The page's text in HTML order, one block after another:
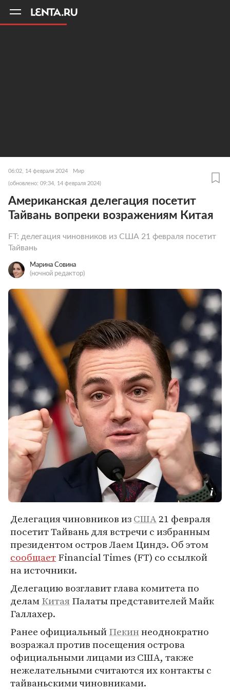
06:02, 14 февраля 2024 Мир
(обновлено: 09:34, 14 февраля 2024)
Американская делегация посетит
Тайвань вопреки возражениям Китая
FT: делегация чиновников из США 21 февраля посетит
Тайвань
Марина Совина
(ночной редактор)
Делегация чиновников изСША21 февраля
посетит Тайвань для встречи с избранным
президентом остров Лаем Циндэ. Об этом
сообщаетFinancial Times (FT) со ссылкой
на источники.
Делегацию возглавит глава комитета по
деламКитая Палаты представителей Майк
Галлахер.
Ранее официальныйПекиннеоднократно
возражал против посещения острова
официальными лицами из США, также
нежелательными считаются их контакты с
тайваньскими чиновниками.